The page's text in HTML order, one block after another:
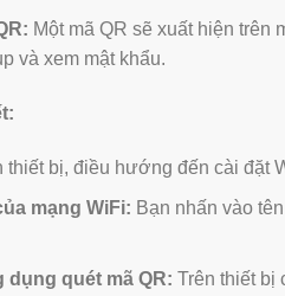
Một mã QR sẽ xuất hiện trên
và xem mật khẩu.
thiết bị, điều hướng đến cài đặt
mạng WiFi: Bạn nhấn vào
quét mã QR: Trên thiết bị